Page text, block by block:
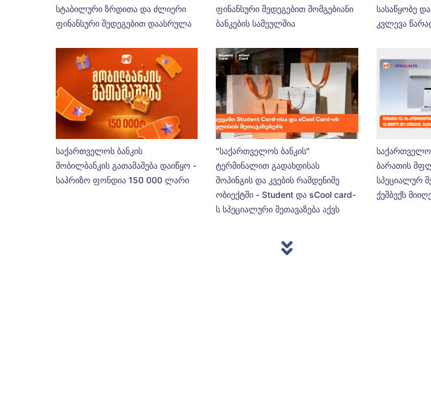
სტაბილური ზრდითა და ძლიერი
ფინანსური შედეგებით დაასრულა
ფინანსური შედეგებით მომგებიანი
ბანკების სამეულშია
სასაწყობე
კვლევა
საქართველოს ბანკის
მობილბანკის გათამაშება დაიწყო -
საპრიზო ფონდია 150 000 ლარი
"საქართველოს ბანკის"
ტერმინალით გადახდისას
შოპინგის და კვების რამდენიმე
ობიექტში - Student და sCool card-
ს სპეციალური შეთავაზება აქვს
ბარათის
სპეციალურ
ქეშბექს